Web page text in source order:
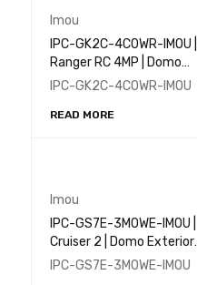
Imou
IPC-GK2C-4C0WR-IMOU |
Ranger RC 4MP | Domo
WIFI | Pan&Tilt | CMOS
10M | Wi-Fi
IPC-GK2C-4C0WR-IMOU
READ MORE
Imou
IPC-GS7E-3M0WE-IMOU |
Cruiser 2 | Domo Exterior
WIFI | Pan&Tilt | 3.0 MP |
IPC-GS7E-3M0WE-IMOU